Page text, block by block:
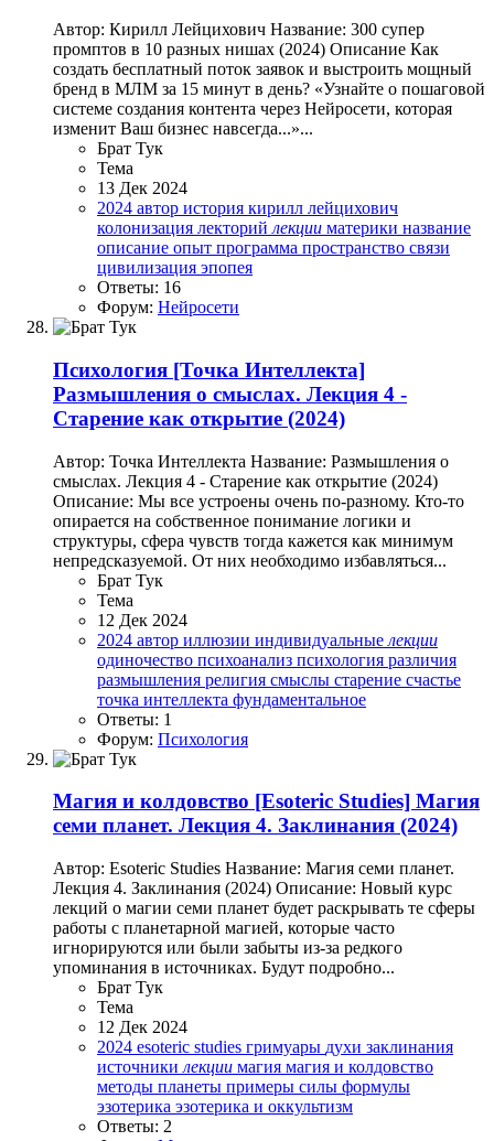
Автор: Кирилл Лейцихович Название: 300 супер
промптов в 10 разных нишах (2024) Описание Как
создать бесплатный поток заявок и выстроить мощный
бренд в МЛМ за 15 минут в день? «Узнайте о пошаговой
системе создания контента через Нейросети, которая
изменит Ваш бизнес навсегда...»...
Брат Тук
Тема
13 Дек 2024
2024 автор история кирилл лейцихович
колонизация лекторий лекции материки название
описание опыт программа пространство связи
цивилизация эпопея
Ответы: 16
Форум: Нейросети
Психология [Точка Интеллекта]
Размышления о смыслах. Лекция 4 -
Старение как открытие (2024)
Автор: Точка Интеллекта Название: Размышления о
смыслах. Лекция 4 - Старение как открытие (2024)
Описание: Мы все устроены очень по-разному. Кто-то
опирается на собственное понимание логики и
структуры, сфера чувств тогда кажется как минимум
непредсказуемой. От них необходимо избавляться...
Брат Тук
Тема
12 Дек 2024
2024 автор иллюзии индивидуальные лекции
одиночество психоанализ психология различия
размышления религия смыслы старение счастье
точка интеллекта фундаментальное
Ответы: 1
Форум: Психология
Магия и колдовство [Esoteric Studies] Магия
семи планет. Лекция 4. Заклинания (2024)
Автор: Esoteric Studies Название: Магия семи планет.
Лекция 4. Заклинания (2024) Описание: Новый курс
лекций о магии семи планет будет раскрывать те сферы
работы с планетарной магией, которые часто
игнорируются или были забыты из-за редкого
упоминания в источниках. Будут подробно...
Брат Тук
Тема
12 Дек 2024
2024 esoteric studies гримуары духи заклинания
источники лекции магия магия и колдовство
методы планеты примеры силы формулы
эзотерика эзотерика и оккультизм
Ответы: 2